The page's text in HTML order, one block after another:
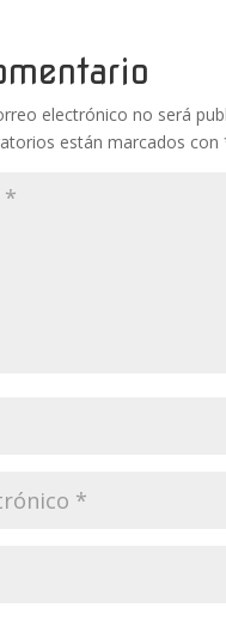
electrónico no será
están marcados con